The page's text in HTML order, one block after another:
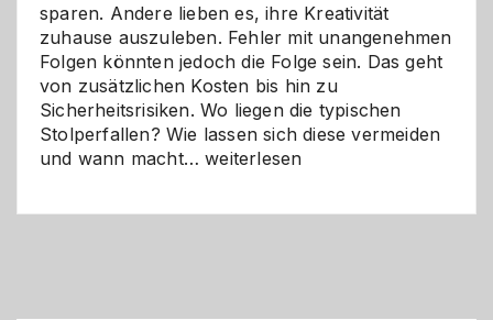
sparen. Andere lieben es, ihre Kreativität
zuhause auszuleben. Fehler mit unangenehmen
Folgen könnten jedoch die Folge sein. Das geht
von zusätzlichen Kosten bis hin zu
Sicherheitsrisiken. Wo liegen die typischen
Stolperfallen? Wie lassen sich diese vermeiden
und wann macht…Selber
weiterlesen